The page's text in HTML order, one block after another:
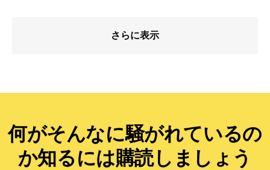
さらに表示
何がそんなに騒がれているの
か知るには購読しましょう